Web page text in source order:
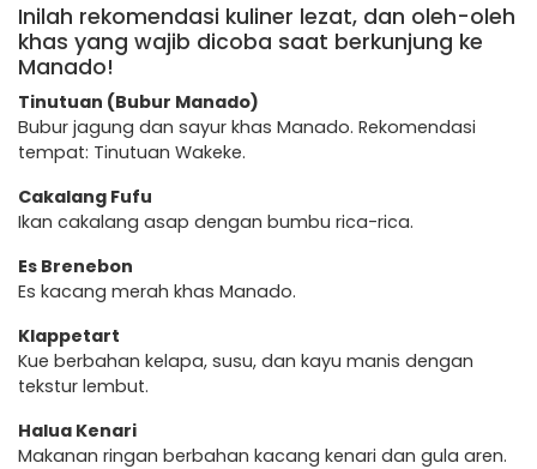
Inilah rekomendasi kuliner lezat, dan oleh-oleh
khas yang wajib dicoba saat berkunjung ke
Manado!
Tinutuan (Bubur Manado)
Bubur jagung dan sayur khas Manado. Rekomendasi
tempat: Tinutuan Wakeke.
Cakalang Fufu
Ikan cakalang asap dengan bumbu rica-rica.
Es Brenebon
Es kacang merah khas Manado.
Klappetart
Kue berbahan kelapa, susu, dan kayu manis dengan
tekstur lembut.
Halua Kenari
Makanan ringan berbahan kacang kenari dan gula aren.